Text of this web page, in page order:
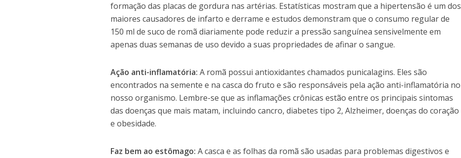
formação das placas de gordura nas artérias. Estatísticas mostram que a hipertensão é um dos
maiores causadores de infarto e derrame e estudos demonstram que o consumo regular de
150 ml de suco de romã diariamente pode reduzir a pressão sanguínea sensivelmente em
apenas duas semanas de uso devido a suas propriedades de afinar o sangue.
Ação anti-inflamatória:A romã possui antioxidantes chamados punicalagins. Eles são
encontrados na semente e na casca do fruto e são responsáveis pela ação anti-inflamatória no
nosso organismo. Lembre-se que as inflamações crônicas estão entre os principais sintomas
das doenças que mais matam, incluindo cancro, diabetes tipo 2, Alzheimer, doenças do coração
e obesidade.
Faz bem ao estômago: A casca e as folhas da romã são usadas para problemas digestivos e